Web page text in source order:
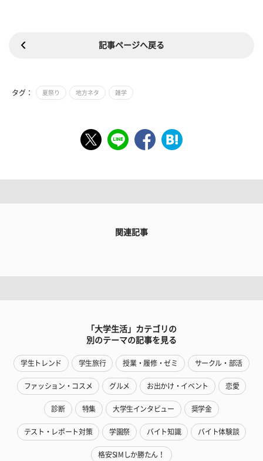
記事ページへ戻る
タグ： 夏祭り 地方ネタ 雑学
関連記事
「大学生活」カテゴリの
別のテーマの記事を見る
学生トレンド 学生旅行 授業・履修・ゼミ サークル・部活
ファッション・コスメ グルメ お出かけ・イベント 恋愛
診断 特集 大学生インタビュー 奨学金
テスト・レポート対策 学園祭 バイト知識 バイト体験談
格安SIMしか勝たん！